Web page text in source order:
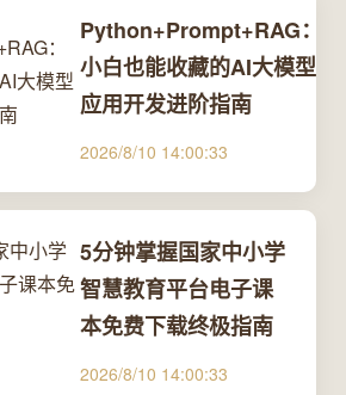
Python+Prompt+RAG：
小白也能收藏的AI大模型
应用开发进阶指南
2026/8/10 14:00:33
5分钟掌握国家中小学
智慧教育平台电子课
本免费下载终极指南
2026/8/10 14:00:33